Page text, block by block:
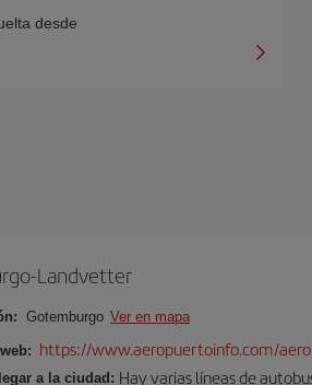
desde
Landvetter
Gotemburgo Ver en mapa
https://www.aeropuertoinfo.com/
a la ciudad: Hay varias líneas de